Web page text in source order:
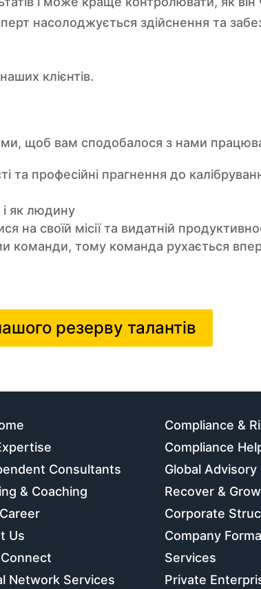
насолоджується здійснення та
клієнтів.
щоб вам сподобалося з нами
та професійні прагнення до
як людину
своїй місії та видатній
команди, тому команда рухається
резерву талантів
Consultants
& Coaching
Us
Connect
Network Services
Compliance &
Compliance
Global Advisory
Recover & Grow
Corporate
Company
Services
Private